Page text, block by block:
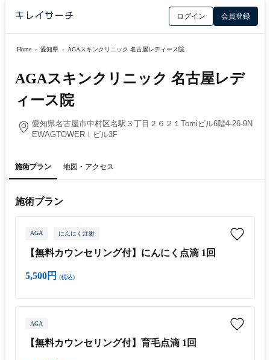
ログイン 会員登録
Home › 愛知県 › AGAスキンクリニック 名古屋レディース院
AGAスキンクリニック 名古屋レデ
ィース院
愛知県名古屋市中村区名駅３丁目２６２１Tomiビル6階4-26-9N
EWAGTOWERⅠビル3F
施術プラン 地図・アクセス
施術プラン
AGA にんにく注射
【無料カウンセリング付】にんにく点滴 1回
5,500円 (税込)
AGA
【無料カウンセリング付】育毛点滴 1回